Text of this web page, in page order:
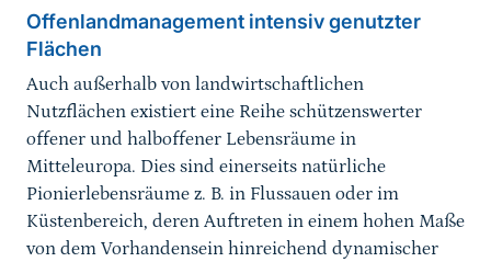
Offenlandmanagement intensiv genutzter
Flächen
Auch außerhalb von landwirtschaftlichen
Nutzflächen existiert eine Reihe schützenswerter
offener und halboffener Lebensräume in
Mitteleuropa. Dies sind einerseits natürliche
Pionierlebensräume z. B. in Flussauen oder im
Küstenbereich, deren Auftreten in einem hohen Maße
von dem Vorhandensein hinreichend dynamischer